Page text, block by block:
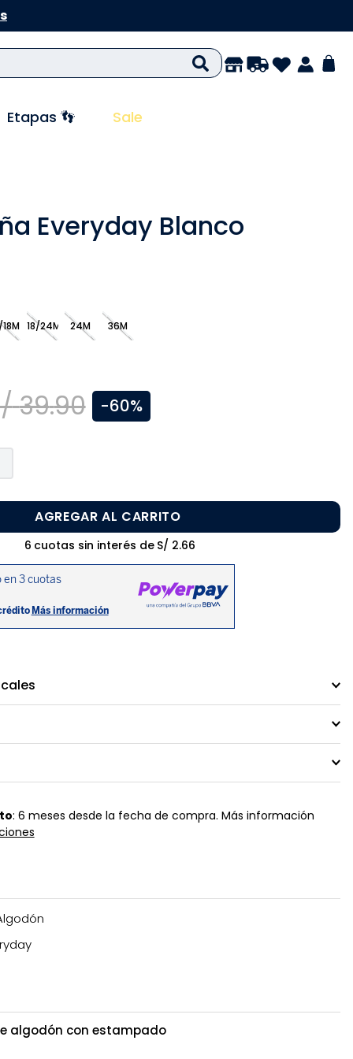
Etapas 👣 Sale
Everyday Blanco
18/24M 24M 36M
39.90 -60%
AGREGAR AL CARRITO
6 cuotas sin interés de S/ 2.66
: 6 meses desde la fecha de compra. Más información
algodón con estampado